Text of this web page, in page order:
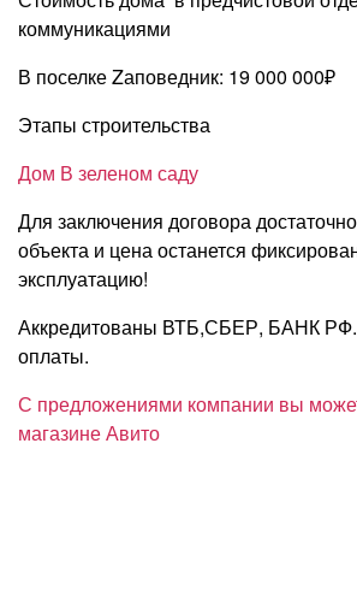
коммуникациями
В поселке Zаповедник: 19 000 000₽
Этапы строительства
Дом В зеленом саду
Для заключения договора
объекта и цена останется
эксплуатацию!
Аккредитованы ВТБ,СБЕР, БАНК
оплаты.
С предложениями компании вы
магазине Авито